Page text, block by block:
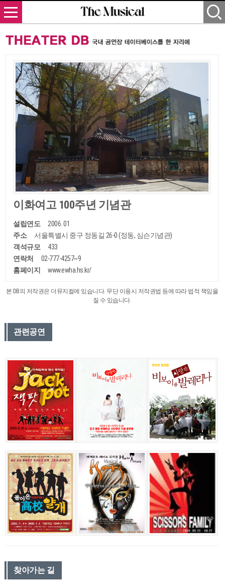
이화여고 100주년 기념관
설립연도
2006. 01
주소
서울특별시 중구 정동길 26-0 (정동, 심슨기념관)
객석규모
433
연락처
02-777-4257~9
홈페이지
www.ewha.hs.kr/
본 DB의 저작권은 더뮤지컬에 있습니다. 무단 이용시 저작권법 등에 따라 법적 책임을
질 수 있습니다.
관련공연
찾아가는 길